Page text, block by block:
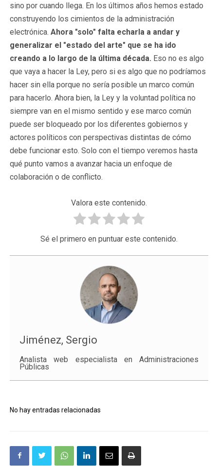
sino por cuando llega. En los últimos años hemos estado
construyendo los cimientos de la administración
electrónica. Ahora "solo" falta echarla a andar y
generalizar el "estado del arte" que se ha ido
creando a lo largo de la última década. Eso no es algo
que vaya a hacer la Ley, pero si es algo que no podríamos
hacer sin ella porque no sería posible un marco común
para hacerlo. Ahora bien, la Ley y la voluntad política no
siempre van en el mismo sentido y ese marco común
puede ser bloqueado por los diferentes gobiernos y
actores políticos con perspectivas distintas de cómo
debe funcionar esto. Solo con el tiempo veremos hasta
qué punto vamos a avanzar hacia un enfoque de
colaboración o de conflicto.
Valora este contenido.
Sé el primero en puntuar este contenido.
Jiménez, Sergio
Analista web especialista en Administraciones
Públicas
No hay entradas relacionadas